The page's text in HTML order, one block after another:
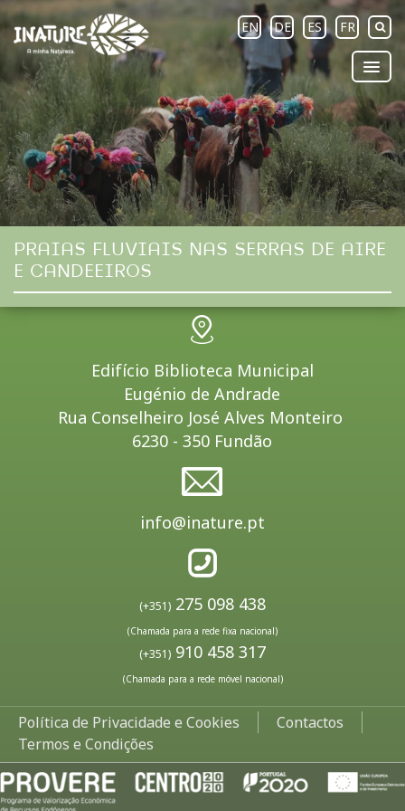
EN DE ES FR
PRAIAS FLUVIAIS NAS SERRAS DE AIRE
E CANDEEIROS
Edifício Biblioteca Municipal
Eugénio de Andrade
Rua Conselheiro José Alves Monteiro
6230 - 350 Fundão
info@inature.pt
(+351) 275 098 438
(Chamada para a rede fixa nacional)
(+351) 910 458 317
(Chamada para a rede móvel nacional)
Política de Privacidade e Cookies
Contactos
Termos e Condições